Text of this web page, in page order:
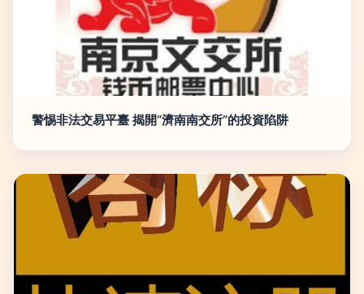
警惕非法交易平臺 揭開“濟南南交所”的投資陷阱